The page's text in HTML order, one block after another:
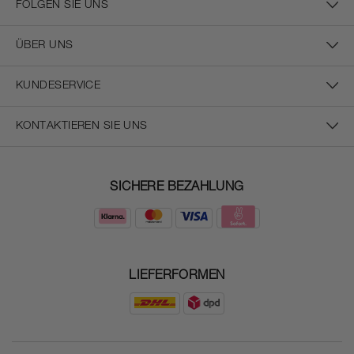
FOLGEN SIE UNS
ÜBER UNS
KUNDESERVICE
KONTAKTIEREN SIE UNS
SICHERE BEZAHLUNG
LIEFERFORMEN